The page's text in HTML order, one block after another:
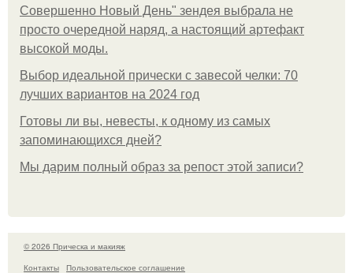
Совершенно Новый День" зендея выбрала не
просто очередной наряд, а настоящий артефакт
высокой моды.
Выбор идеальной прически с завесой челки: 70
лучших вариантов на 2024 год
Готовы ли вы, невесты, к одному из самых
запоминающихся дней?
Мы дарим полный образ за репост этой записи?
© 2026 Прическа и макияж
Контакты
Пользовательское соглашение